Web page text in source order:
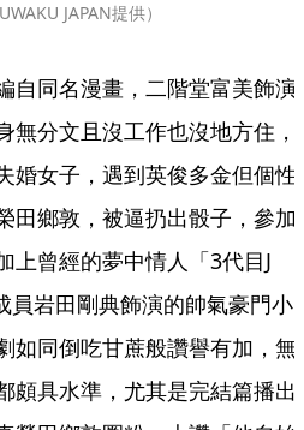
JAPAN提供）
自同名漫畫，二階堂富美飾演
無分文且沒工作也沒地方住，
婚女子，遇到英俊多金但個性
田鄉敦，被逼扔出骰子，參加
上曾經的夢中情人「3代目J
員岩田剛典飾演的帥氣豪門小
如同倒吃甘蔗般讚譽有加，無
頗具水準，尤其是完結篇播出